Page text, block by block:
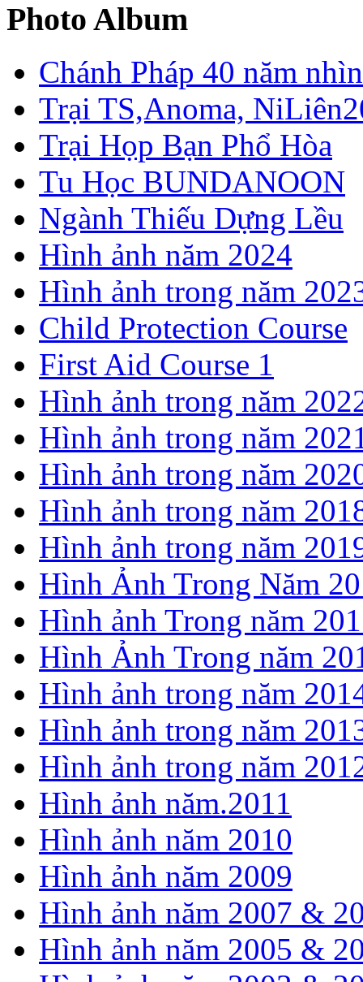
Photo Album
Chánh Pháp 40 năm
Trại TS,Anoma,
Trại Họp Bạn Phổ Hòa
Tu Học BUNDANOON
Ngành Thiếu Dựng Lều
Hình ảnh năm 2024
Hình ảnh trong năm
Child Protection Course
First Aid Course 1
Hình ảnh trong năm
Hình ảnh trong năm
Hình ảnh trong năm
Hình ảnh trong năm
Hình ảnh trong năm
Hình Ảnh Trong Năm
Hình ảnh Trong năm
Hình Ảnh Trong năm
Hình ảnh trong năm
Hình ảnh trong năm
Hình ảnh trong năm
Hình ảnh năm.2011
Hình ảnh năm 2010
Hình ảnh năm 2009
Hình ảnh năm 2007 &
Hình ảnh năm 2005 &